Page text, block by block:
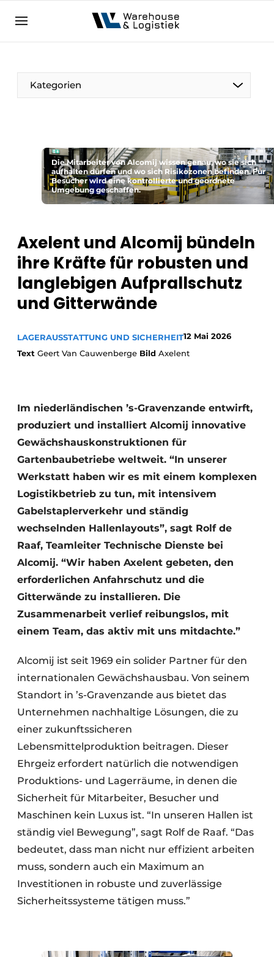
NL EN
Kategorien
Die Mitarbeiter von Alcomij wissen genau, wo sie sich
aufhalten dürfen und wo sich Risikozonen befinden. Für
Besucher wird eine kontrollierte und geordnete
Umgebung geschaffen.
Axelent und Alcomij bündeln
ihre Kräfte für robusten und
langlebigen Aufprallschutz
und Gitterwände
LAGERAUSSTATTUNG UND SICHERHEIT12 Mai 2026
Text Geert Van Cauwenberge Bild Axelent
Im niederländischen ’s-Gravenzande entwirft,
produziert und installiert Alcomij innovative
Gewächshauskonstruktionen für
Gartenbaubetriebe weltweit. “In unserer
Werkstatt haben wir es mit einem komplexen
Logistikbetrieb zu tun, mit intensivem
Gabelstaplerverkehr und ständig
wechselnden Hallenlayouts”, sagt Rolf de
Raaf, Teamleiter Technische Dienste bei
Alcomij. “Wir haben Axelent gebeten, den
erforderlichen Anfahrschutz und die
Gitterwände zu installieren. Die
Zusammenarbeit verlief reibungslos, mit
einem Team, das aktiv mit uns mitdachte.”
Alcomij ist seit 1969 ein solider Partner für den
internationalen Gewächshausbau. Von seinem
Standort in ’s-Gravenzande aus bietet das
Unternehmen nachhaltige Lösungen, die zu
einer zukunftssicheren
Lebensmittelproduktion beitragen. Dieser
Ehrgeiz erfordert natürlich die notwendigen
Produktions- und Lagerräume, in denen die
Sicherheit für Mitarbeiter, Besucher und
Maschinen kein Luxus ist. “In unseren Hallen ist
ständig viel Bewegung”, sagt Rolf de Raaf. “Das
bedeutet, dass man nicht nur effizient arbeiten
muss, sondern auch ein Maximum an
Investitionen in robuste und zuverlässige
Sicherheitssysteme tätigen muss.”